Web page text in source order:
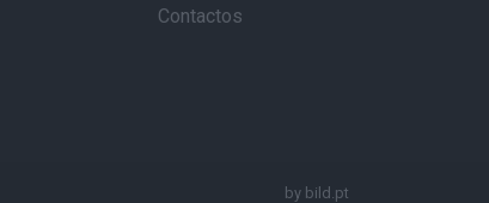
Contactos
by bild.pt